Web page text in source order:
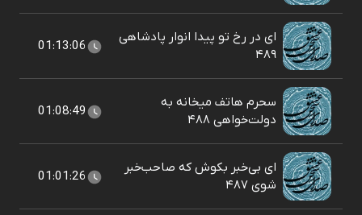
ای در رخ تو پیدا انوار پادشاهی
۴۸۹
01:13:06
سحرم هاتف میخانه به
دولت‌خواهی ۴۸۸
01:08:49
ای بی‌خبر بکوش که صاحب‌خبر
شوی ۴۸۷
01:01:26